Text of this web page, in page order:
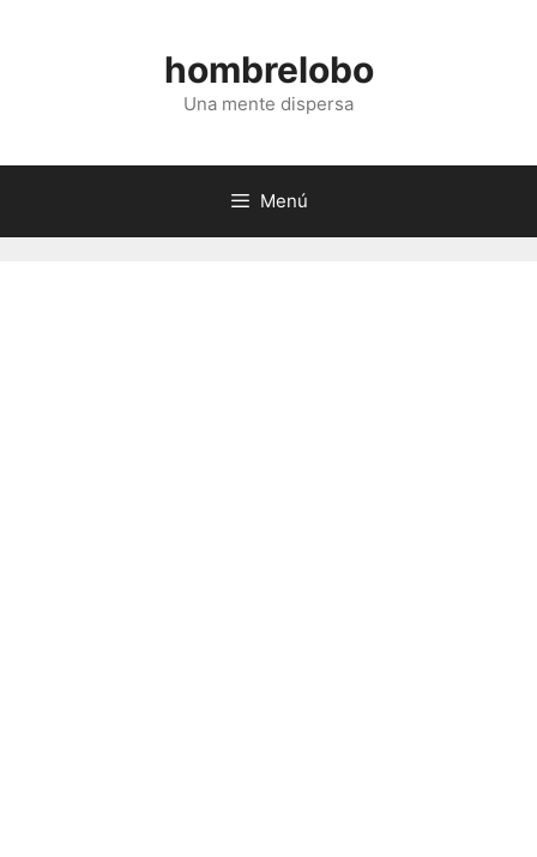
hombrelobo
Una mente dispersa
Menú